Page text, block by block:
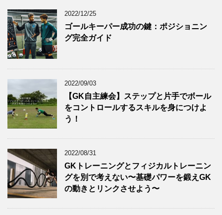
2022/12/25
ゴールキーパー成功の鍵：ポジショニン
グ完全ガイド
2022/09/03
【GK自主練会】ステップと片手でボール
をコントロールするスキルを身につけよ
う！
2022/08/31
GKトレーニングとフィジカルトレーニン
グを別で考えない〜基礎パワーを鍛えGK
の動きとリンクさせよう〜